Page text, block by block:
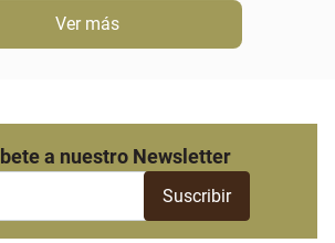
Ver más
a nuestro Newsletter